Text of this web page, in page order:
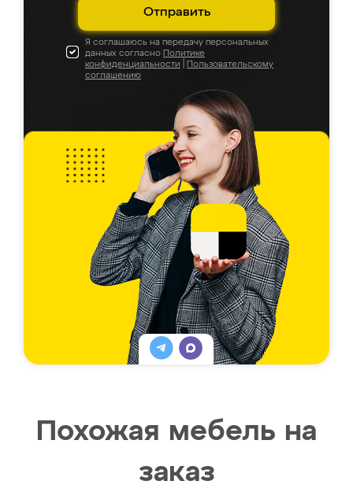
Отправить
Я соглашаюсь на передачу персональных
данных согласно Политике
конфиденциальности
Пользовательскому
соглашению
Похожая мебель на
заказ